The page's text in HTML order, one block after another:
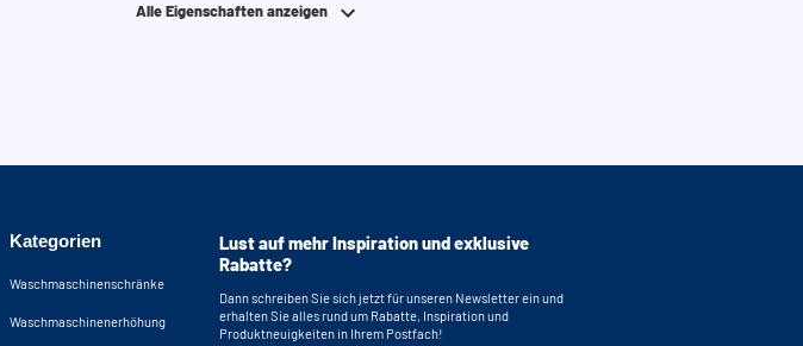
Alle Eigenschaften anzeigen
Kategorien
Waschmaschinenschränke
Waschmaschinenerhöhung
Lust auf mehr Inspiration und exklusive
Rabatte?
Dann schreiben Sie sich jetzt für unseren Newsletter ein und
erhalten Sie alles rund um Rabatte, Inspiration und
Produktneuigkeiten in Ihrem Postfach!